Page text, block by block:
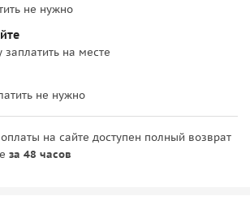
не нужно
на месте
не нужно
на сайте доступен полный возврат
за 48 часов